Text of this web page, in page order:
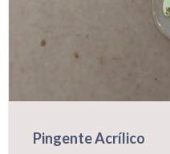
Pingente Acrílico